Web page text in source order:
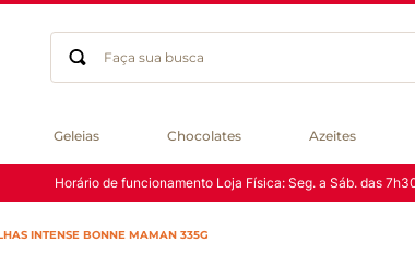
Faça sua busca
Geleias Chocolates Azeites
Horário de funcionamento Loja Física: Seg. a Sáb. das
INTENSE BONNE MAMAN 335G
gluten
chá